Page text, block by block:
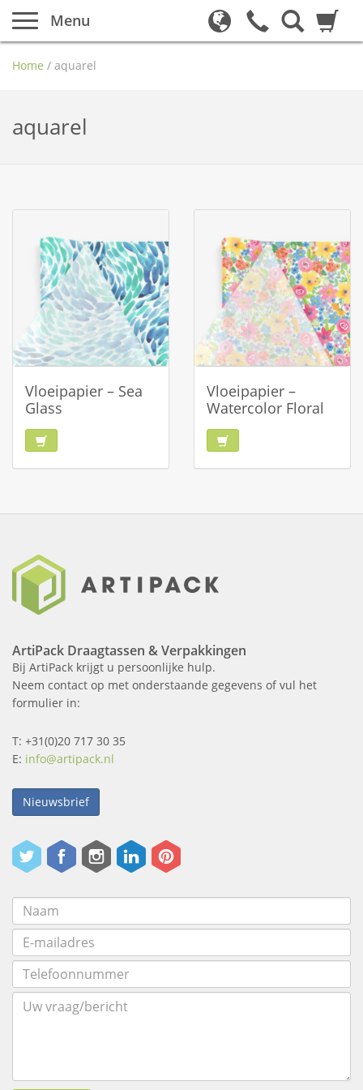
Menu
Home / aquarel
aquarel
Vloeipapier – Sea
Glass
Vloeipapier –
Watercolor Floral
ArtiPack Draagtassen & Verpakkingen
Bij ArtiPack krijgt u persoonlijke hulp.
Neem contact op met onderstaande gegevens of vul het
formulier in:
T: +31(0)20 717 30 35
E: info@artipack.nl
Nieuwsbrief